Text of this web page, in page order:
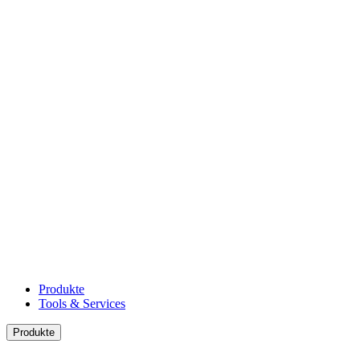
Produkte
Tools & Services
Produkte